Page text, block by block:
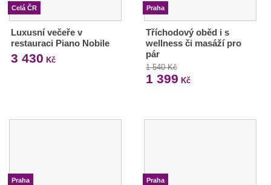
Celá ČR
Luxusní večeře v
restauraci Piano Nobile
3 430 Kč
Praha
Tříchodový oběd i s
wellness či masáží pro
pár
1 540 Kč
1 399 Kč
Praha Praha